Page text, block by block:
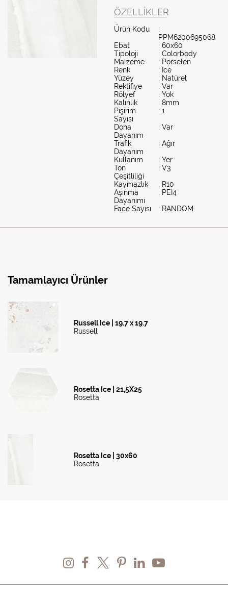
ÖZELLIKLER
Ürün Kodu
:
PPM6200695068
Ebat
: 60x60
Tipoloji
: Colorbody
Malzeme
: Porselen
Renk
: Ice
Yüzey
: Natürel
Rektifiye
: Var
Rölyef
: Yok
Kalınlık
: 8mm
Pişirim
Sayısı
: 1
Dona
Dayanım
: Var
Trafik
Dayanım
: Ağır
Kullanım
: Yer
Ton
Çeşitliliği
: V3
Kaymazlık
: R10
Aşınma
Dayanımı
: PEI4
Face Sayısı
: RANDOM
Tamamlayıcı Ürünler
Russell Ice | 19.7 x 19.7
Russell
Rosetta Ice | 21,5X25
Rosetta
Rosetta Ice | 30x60
Rosetta